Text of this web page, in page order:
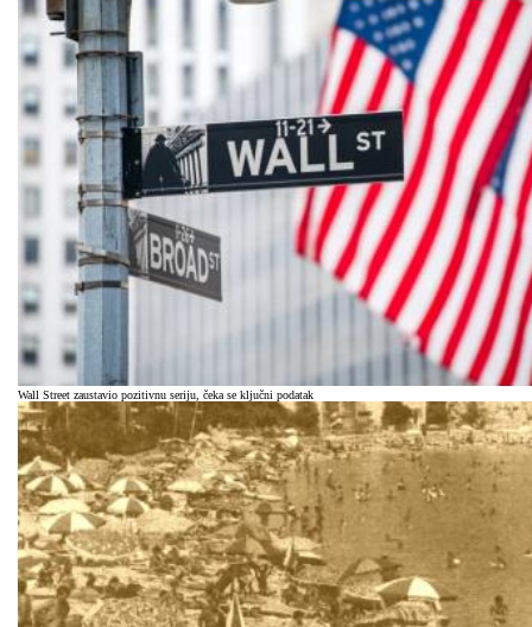
Wall Street zaustavio pozitivnu seriju, čeka se ključni podatak